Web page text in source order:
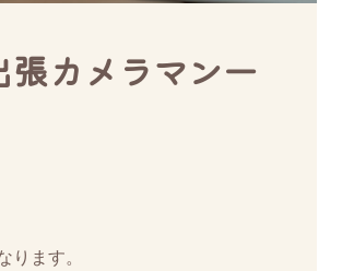
カメラマン一
ます。